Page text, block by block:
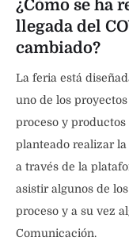
¿Cómo se ha
llegada del
cambiado?
La feria está
uno de los
proceso y productos
planteado realizar
a través de la
asistir algunos de
proceso y a su vez
Comunicación.